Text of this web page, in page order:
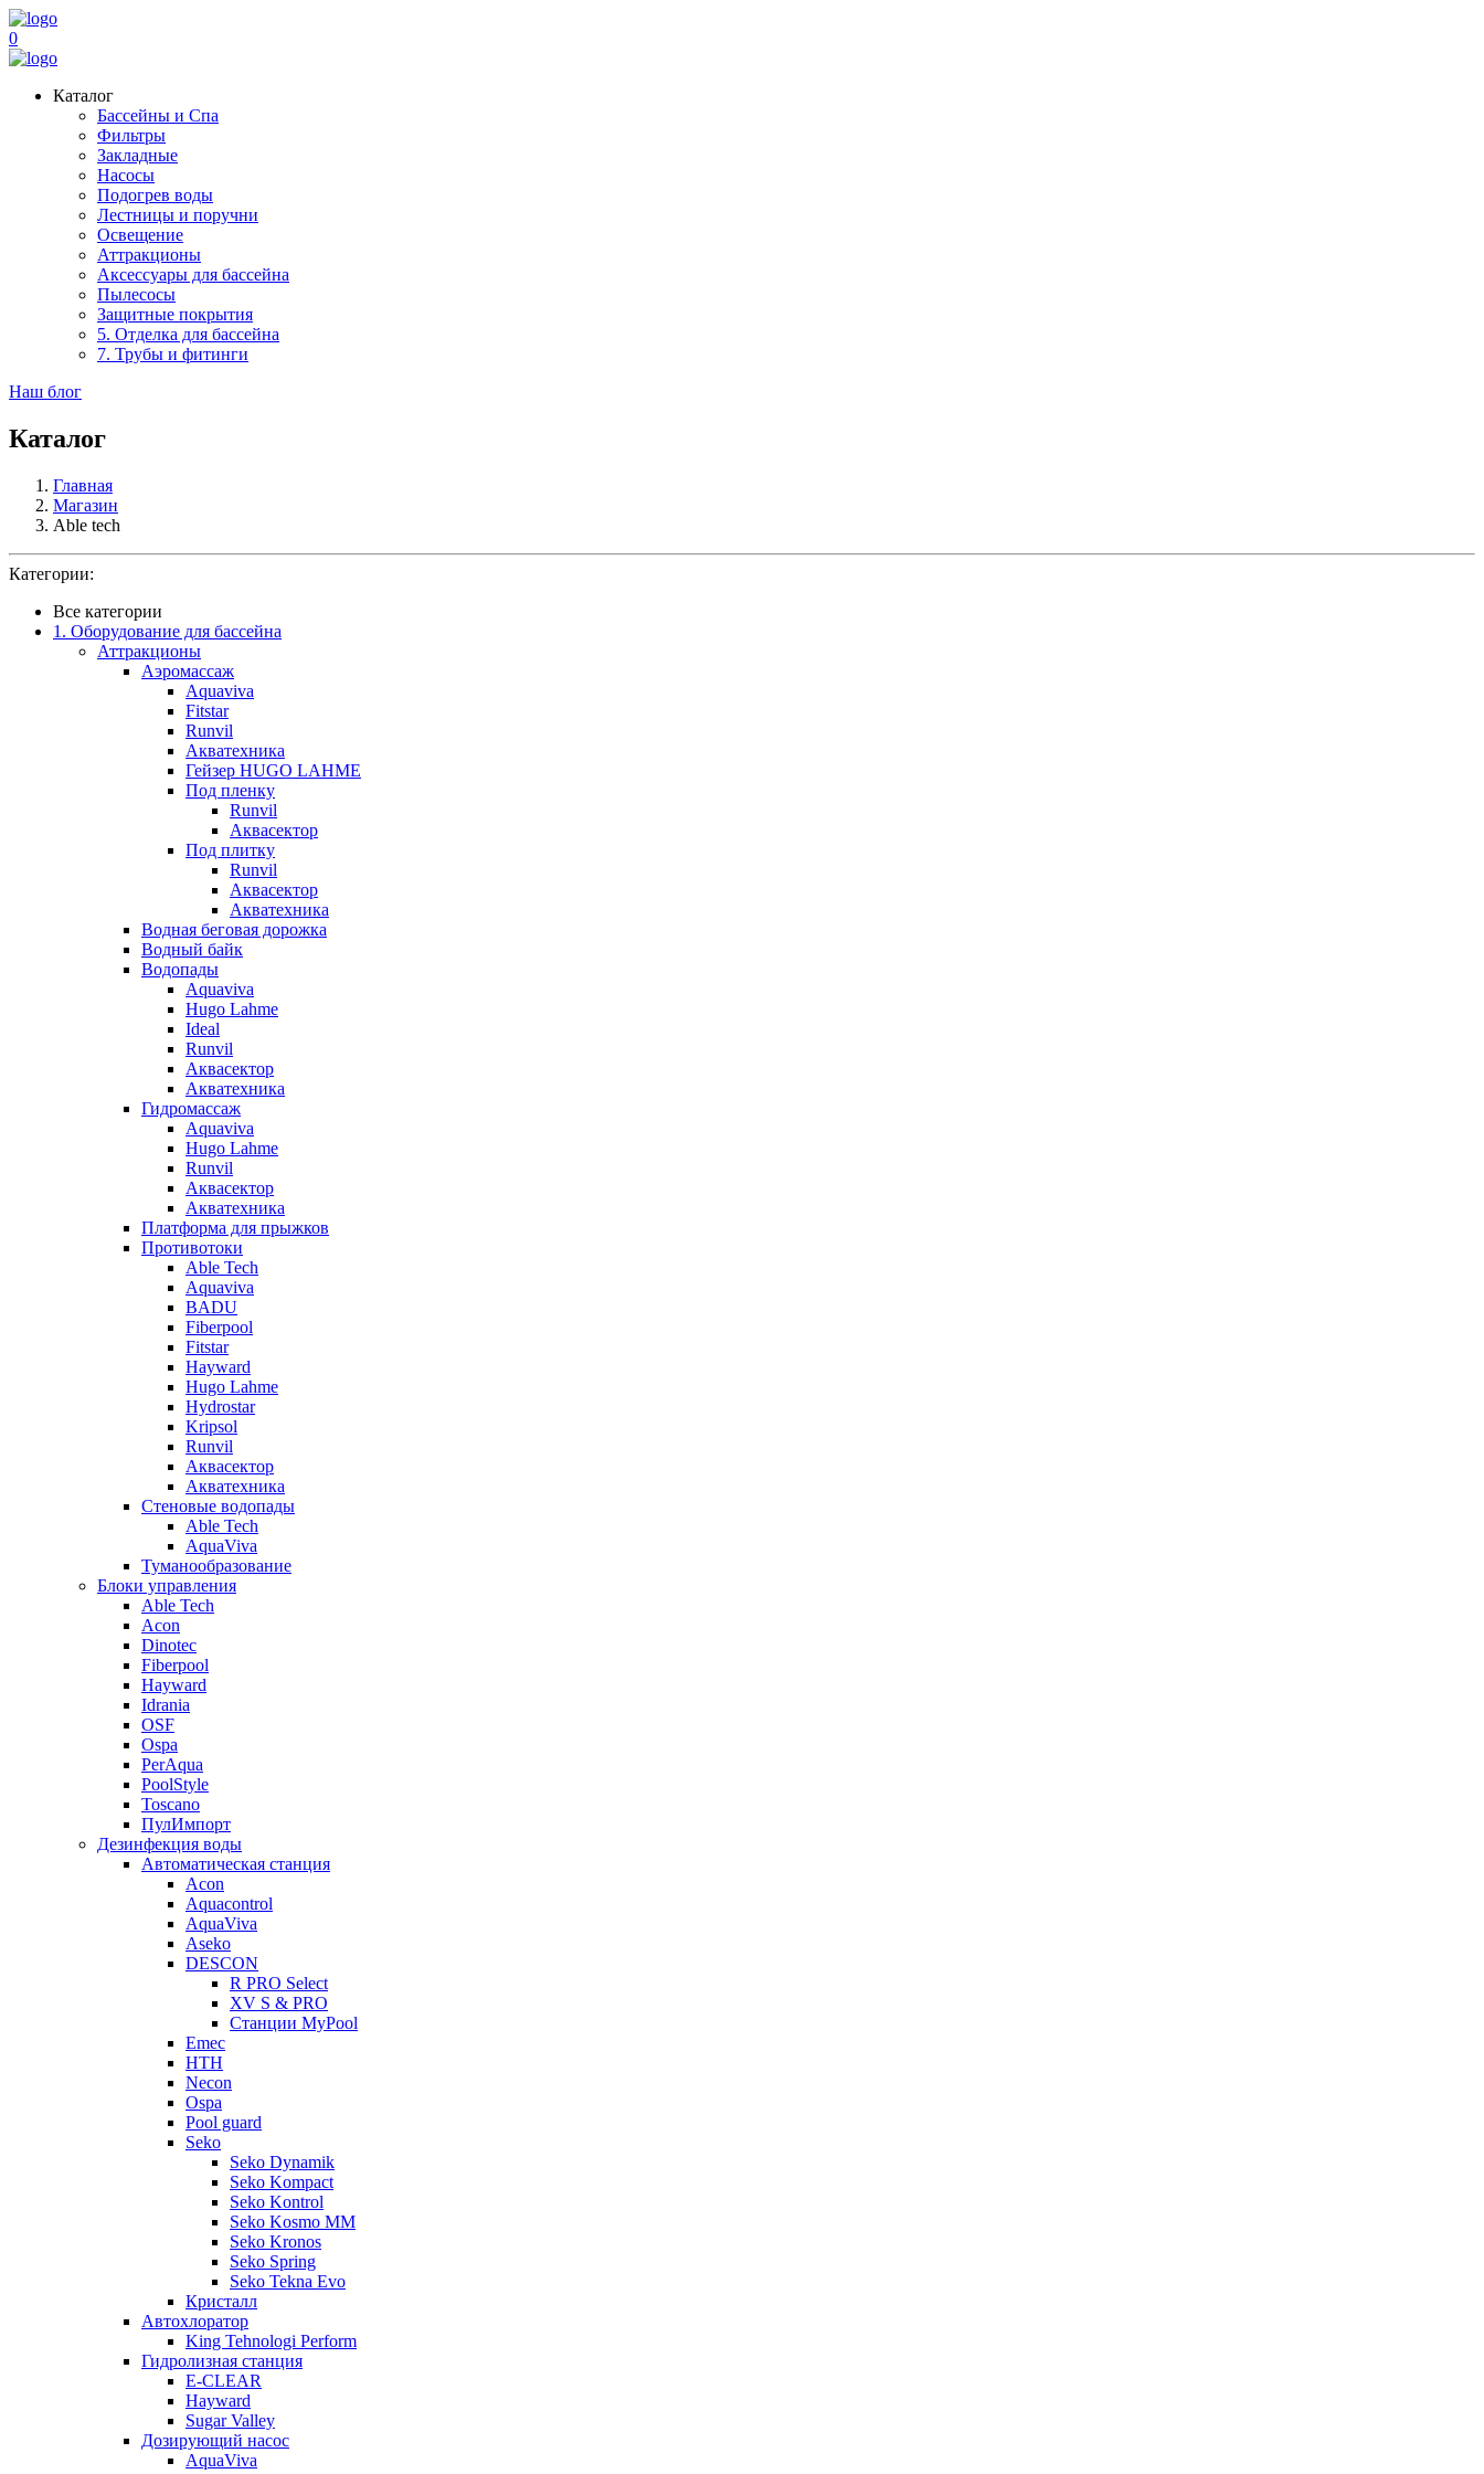
0
Каталог
Бассейны и Спа
Фильтры
Закладные
Насосы
Подогрев воды
Лестницы и поручни
Освещение
Аттракционы
Аксессуары для бассейна
Пылесосы
Защитные покрытия
5. Отделка для бассейна
7. Трубы и фитинги
Наш блог
Каталог
Главная
Магазин
Able tech
Категории:
Все категории
1. Оборудование для бассейна
Аттракционы
Аэромассаж
Aquaviva
Fitstar
Runvil
Акватехника
Гейзер HUGO LAHME
Под пленку
Runvil
Аквасектор
Под плитку
Runvil
Аквасектор
Акватехника
Водная беговая дорожка
Водный байк
Водопады
Aquaviva
Hugo Lahme
Ideal
Runvil
Аквасектор
Акватехника
Гидромассаж
Aquaviva
Hugo Lahme
Runvil
Аквасектор
Акватехника
Платформа для прыжков
Противотоки
Able Tech
Aquaviva
BADU
Fiberpool
Fitstar
Hayward
Hugo Lahme
Hydrostar
Kripsol
Runvil
Аквасектор
Акватехника
Стеновые водопады
Able Tech
AquaViva
Туманообразование
Блоки управления
Able Tech
Acon
Dinotec
Fiberpool
Hayward
Idrania
OSF
Ospa
PerAqua
PoolStyle
Toscano
ПулИмпорт
Дезинфекция воды
Автоматическая станция
Acon
Aquacontrol
AquaViva
Aseko
DESCON
R PRO Select
XV S & PRO
Станции MyPool
Emec
HTH
Necon
Ospa
Pool guard
Seko
Seko Dynamik
Seko Kompact
Seko Kontrol
Seko Kosmo MM
Seko Kronos
Seko Spring
Seko Tekna Evo
Кристалл
Автохлоратор
King Tehnologi Perform
Гидролизная станция
E-CLEAR
Hayward
Sugar Valley
Дозирующий насос
AquaViva